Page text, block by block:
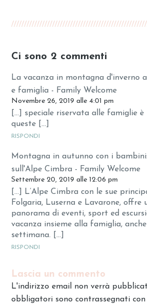
Ci sono 2 commenti
La vacanza in montagna d'inverno
e famiglia - Family Welcome
Novembre 26, 2019 alle 4:01 pm
[…] speciale riservata alle famiglie
queste […]
RISPONDI
Montagna in autunno con i
sull'Alpe Cimbra - Family Welcome
Settembre 20, 2019 alle 12:06 pm
[…] L’Alpe Cimbra con le sue
Folgaria, Luserna e Lavarone, offre
panorama di eventi, sport ed
vacanza insieme alla famiglia,
settimana. […]
RISPONDI
Lascia un commento
L'indirizzo email non verrà
obbligatori sono contrassegnati con